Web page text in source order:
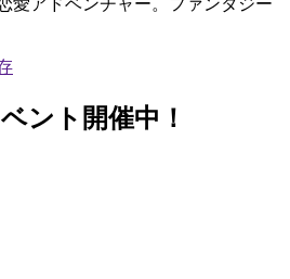
愛アドベンチャー。ファンタジー
ント開催中！